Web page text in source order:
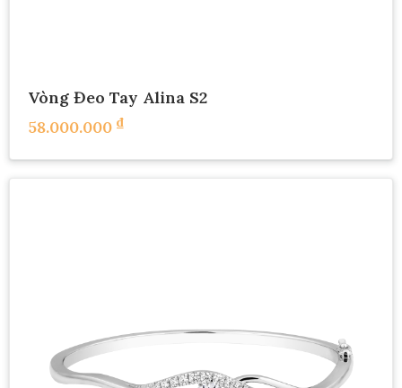
Vòng Đeo Tay Alina S2
58.000.000 ₫